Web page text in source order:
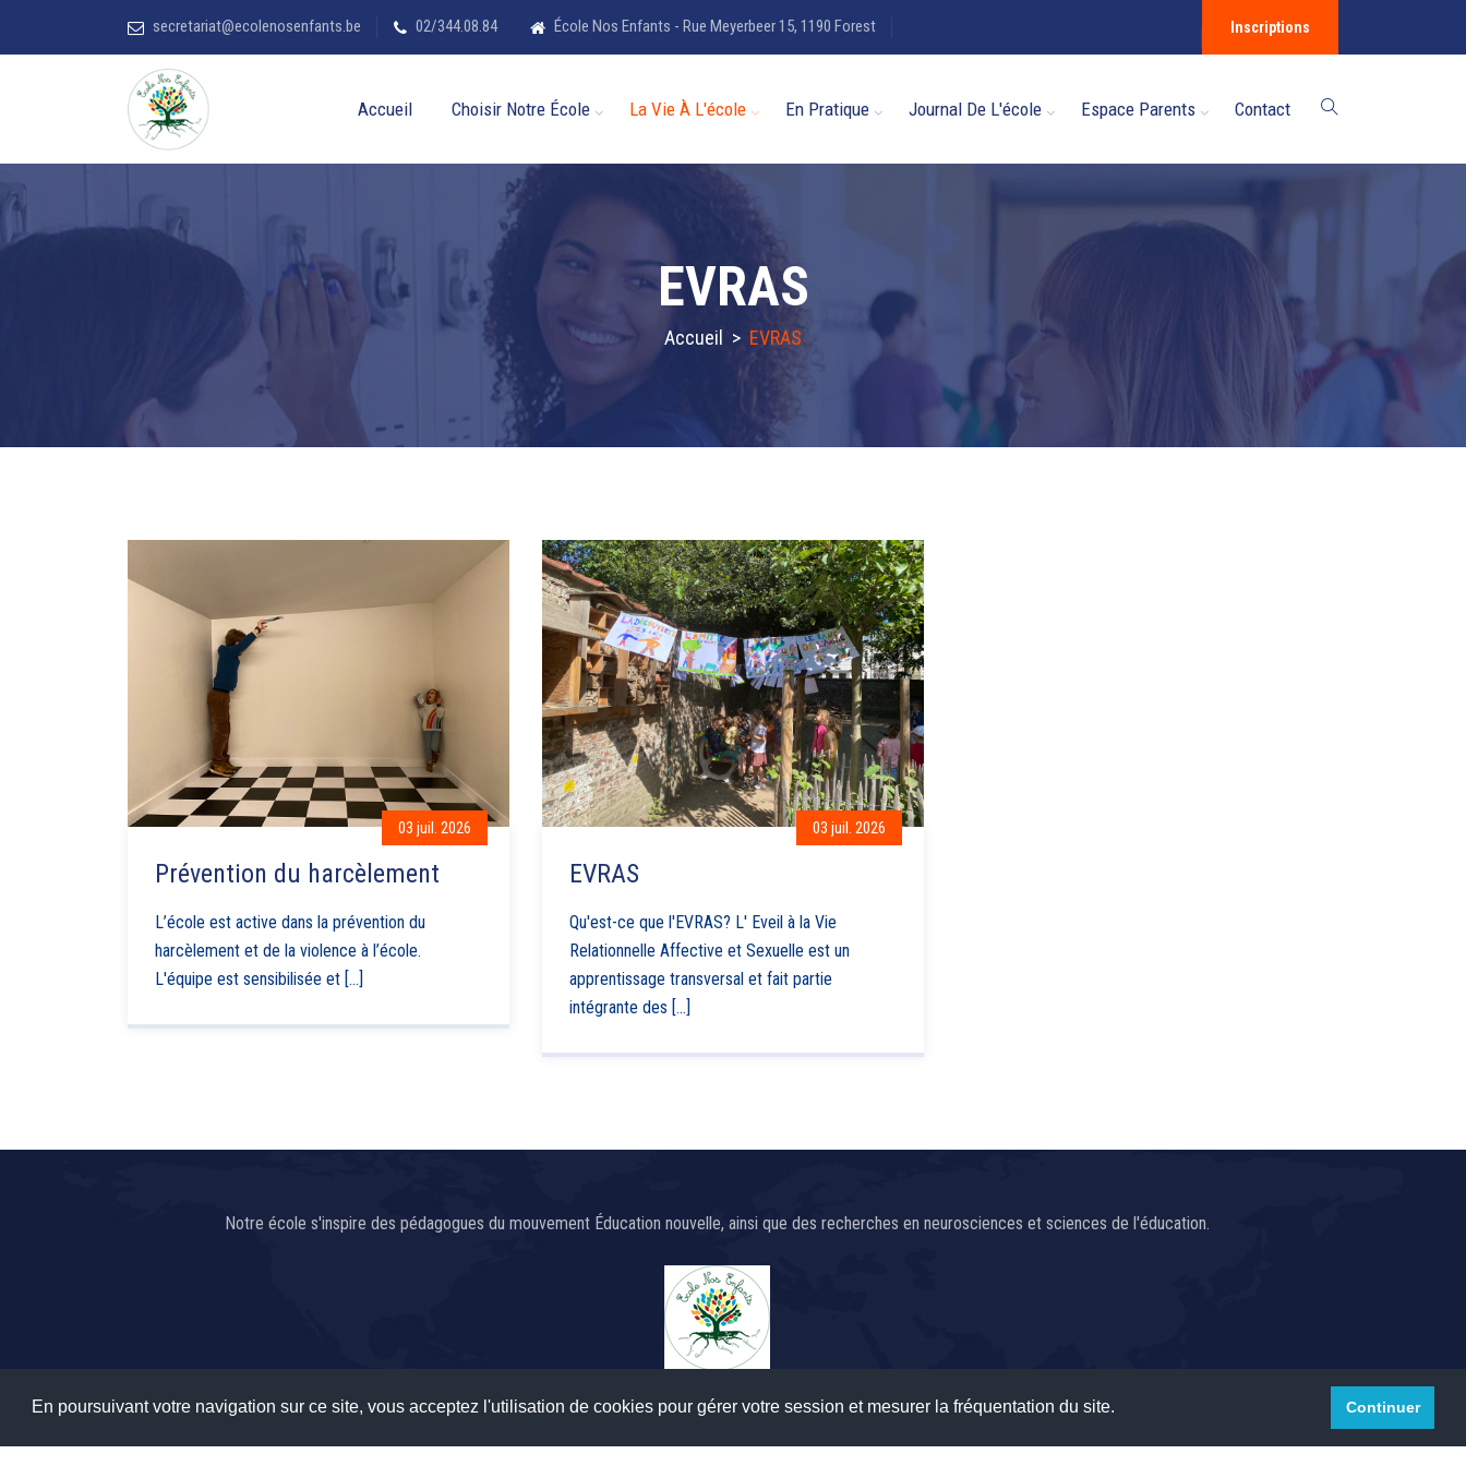
En poursuivant votre navigation sur ce site, vous acceptez l'utilisation de cookies pour gérer votre session et mesurer la fréquentation du site. Continuer
secretariat@ecolenosenfants.be 02/344.08.84 École Nos Enfants - Rue Meyerbeer 15, 1190 Forest Inscriptions
Accueil Choisir Notre École La Vie À L'école En Pratique Journal De L'école Espace Parents Contact
EVRAS
Accueil > EVRAS
03 juil. 2026
Prévention du harcèlement
L’école est active dans la prévention du
harcèlement et de la violence à l’école.
L'équipe est sensibilisée et [...]
03 juil. 2026
EVRAS
Qu'est-ce que l'EVRAS? L' Eveil à la Vie
Relationnelle Affective et Sexuelle est un
apprentissage transversal et fait partie
intégrante des [...]
Notre école s'inspire des pédagogues du mouvement Éducation nouvelle, ainsi que des recherches en neurosciences et sciences de l'éducation.